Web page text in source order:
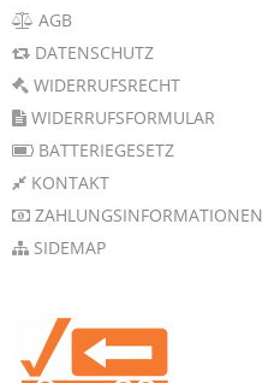
AGB
DATENSCHUTZ
WIDERRUFSRECHT
WIDERRUFSFORMULAR
BATTERIEGESETZ
KONTAKT
ZAHLUNGSINFORMATIONEN
SIDEMAP